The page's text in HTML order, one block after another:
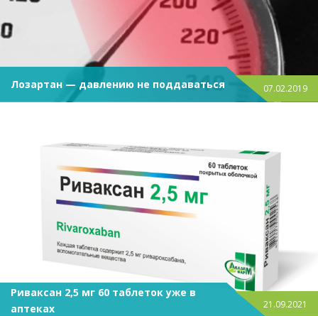
Лозартан — давлению не поддаваться 07.02.2019
Риваксан 2,5 мг 60 таблеток уже в
аптеках
21.09.2021